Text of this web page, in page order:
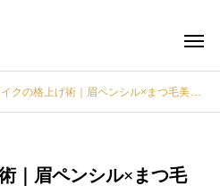
格上げ術｜眉ペンシル×まつ毛美容液で完成する目元印象アップ法
｜眉ペンシル×まつ毛